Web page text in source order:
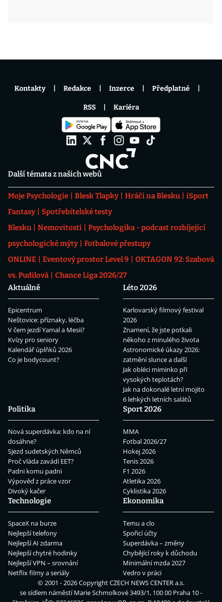
Další témata z našich webů
Moje Psychologie Blesk Tlapky Hráči na Blesku
iSport
Fantasy
Spotřebitelské testy
Blesku
Nemovitosti
Psychologika - podcast rozbíjející
psychologické mýty
Fotbalové přestupy
ONLINE
Eventový prostor Level 9
OKTAGON 92: Szabová
vs. Pudilová
Chance Liga 2026/27
Aktuálně
Epicentrum
Neštovice: příznaky, léčba
V čem jezdí Yamal a Mesii?
Kvízy pro seniory
Kalendář úplňků 2026
Co je bodycount?
Léto 2026
Karlovarský filmový festival
2026
Znamení, že jste potkali
někoho z minulého života
Astronomické úkazy 2026:
zatmění slunce a další
Jak obléci miminko při
vysokých teplotách?
Jak na dokonalé letní mojito
6 lehkých letních salátů
Politika
Nová superdávka: kdo na ní
dosáhne?
Sjezd sudetských Němců
Proč vláda zavádí EET?
Padni komu padni
Výpověď z práce vzor
Divoký kačer
Sport 2026
MMA
Fotbal 2026/27
Hokej 2026
Tenis 2026
F1 2026
Atletika 2026
Cyklistika 2026
Technologie
SpaceX na burze
Nejlepší telefony
Nejlepší AI zdarma
Nejlepší chytré hodinky
Nejlepší VPN – srovnání
Netflix filmy a seriály
Ekonomika
Temu a clo
Spořicí účty
Superdávka – změny
Chybějící roky k důchodu
Minimální mzda 2027
Vedro v práci
Kontakty Redakce Inzerce Předplatné
RSS Kariéra
© 2001 - 2026 CopyrightCZECH NEWS CENTER a.s.
se sídlem náměstí Marie Schmolkové 3493/1, 100 00 Praha 10 -